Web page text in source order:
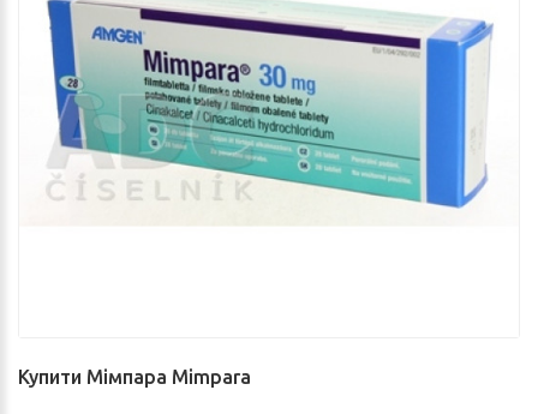
Купити Мімпара Mimpara